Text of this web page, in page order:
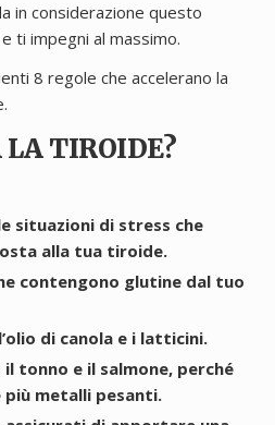
in considerazione questo
ti impegni al massimo.
8 regole che accelerano la
LA TIROIDE?
situazioni di stress che
alla tua tiroide.
contengono glutine dal tuo
di canola e i latticini.
il tonno e il salmone, perché
metalli pesanti.